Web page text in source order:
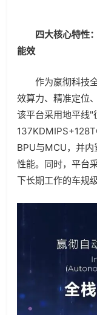
四大核心特性
能效
作为嬴彻科技全
效算力、精准定位
该平台采用地平线
BPU与MCU，并
性能。同时，平台
下长期工作的车规级